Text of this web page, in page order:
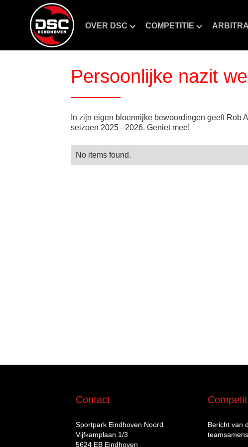
OVER DSC COMPETITIE
Persoonlijke nazit
In zijn eigen bloemrijke bewoordingen geeft Rob
seizoen 2025 - 2026. Geniet mee!
No items found.
Contact
Sportpark Eindhoven Noord
Vijfkamplaan 1/3
5624 EB Eindhoven
Bericht van